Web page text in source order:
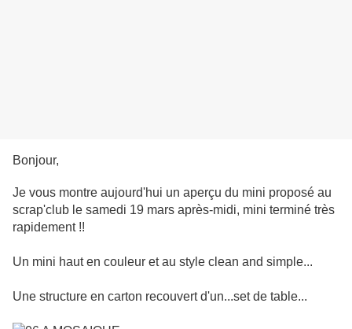
Bonjour,
Je vous montre aujourd'hui un aperçu du mini proposé au
scrap'club le samedi 19 mars après-midi, mini terminé très
rapidement !!
Un mini haut en couleur et au style clean and simple...
Une structure en carton recouvert d'un...set de table...